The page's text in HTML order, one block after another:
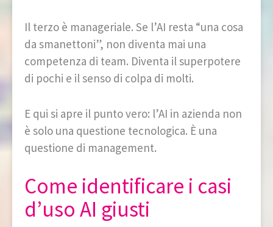
Il terzo è manageriale. Se l’AI resta “una cosa
da smanettoni”, non diventa mai una
competenza di team. Diventa il superpotere
di pochi e il senso di colpa di molti.
E qui si apre il punto vero: l’AI in azienda non
è solo una questione tecnologica. È una
questione di management.
Come identificare i casi
d’uso AI giusti